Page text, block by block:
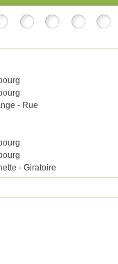
- Rue
- Giratoire